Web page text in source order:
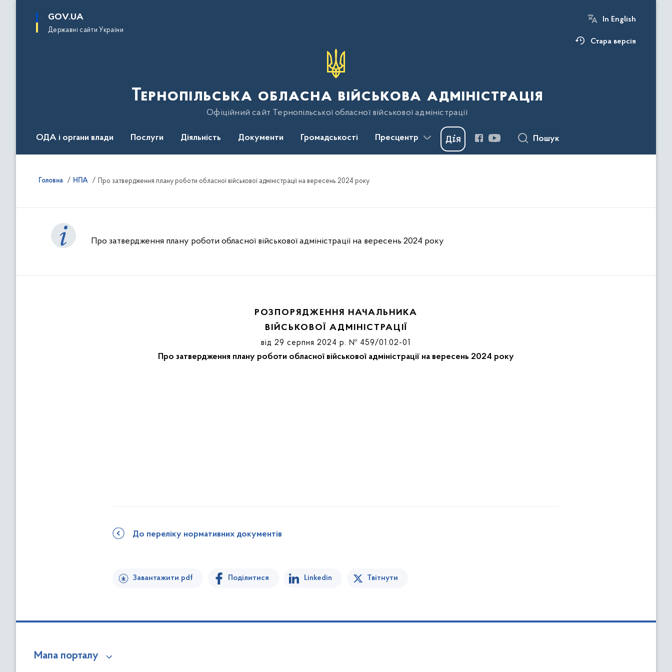
основного
GOV.UA
Державні сайти України
In English
Стара версія
Тернопільська обласна військова адміністрація
Офіційний сайт Тернопільської обласної військової адміністрації
ОДА і органи влади Послуги Діяльність Документи Громадськості Пресцентр Пошук
Головна НПА Про затвердження плану роботи обласної військової адміністрації на вересень 2024 року
Про затвердження плану роботи обласної військової адміністрації на вересень 2024 року
РОЗПОРЯДЖЕННЯ НАЧАЛЬНИКА
ВІЙСЬКОВОЇ АДМІНІСТРАЦІЇ
від 29 серпня 2024 р. № 459/01.02-01
Про затвердження плану роботи обласної військової адміністрації на вересень 2024 року
До переліку нормативних документів
Завантажити pdf Поділитися Linkedin Твітнути
Мапа порталу